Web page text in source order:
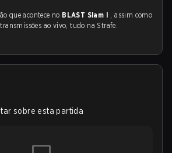
que acontece no BLAST Slam I , assim como
ao vivo, tudo na Strafe.
sobre esta partida